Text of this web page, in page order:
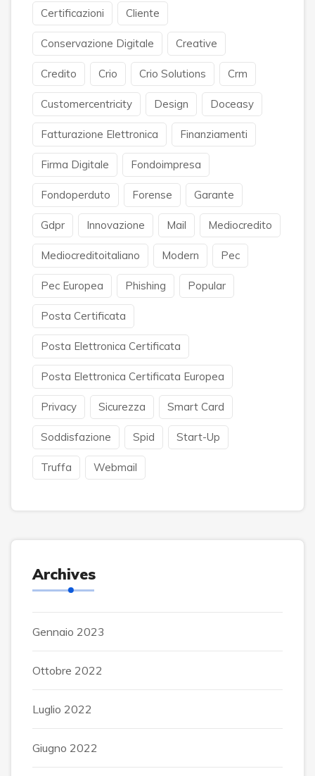
Certificazioni Cliente
Conservazione Digitale Creative
Credito Crio Crio Solutions Crm
Customercentricity Design Doceasy
Fatturazione Elettronica Finanziamenti
Firma Digitale Fondoimpresa
Fondoperduto Forense Garante
Gdpr Innovazione Mail Mediocredito
Mediocreditoitaliano Modern Pec
Pec Europea Phishing Popular
Posta Certificata
Posta Elettronica Certificata
Posta Elettronica Certificata Europea
Privacy Sicurezza Smart Card
Soddisfazione Spid Start-Up
Truffa Webmail
Archives
Gennaio 2023
Ottobre 2022
Luglio 2022
Giugno 2022